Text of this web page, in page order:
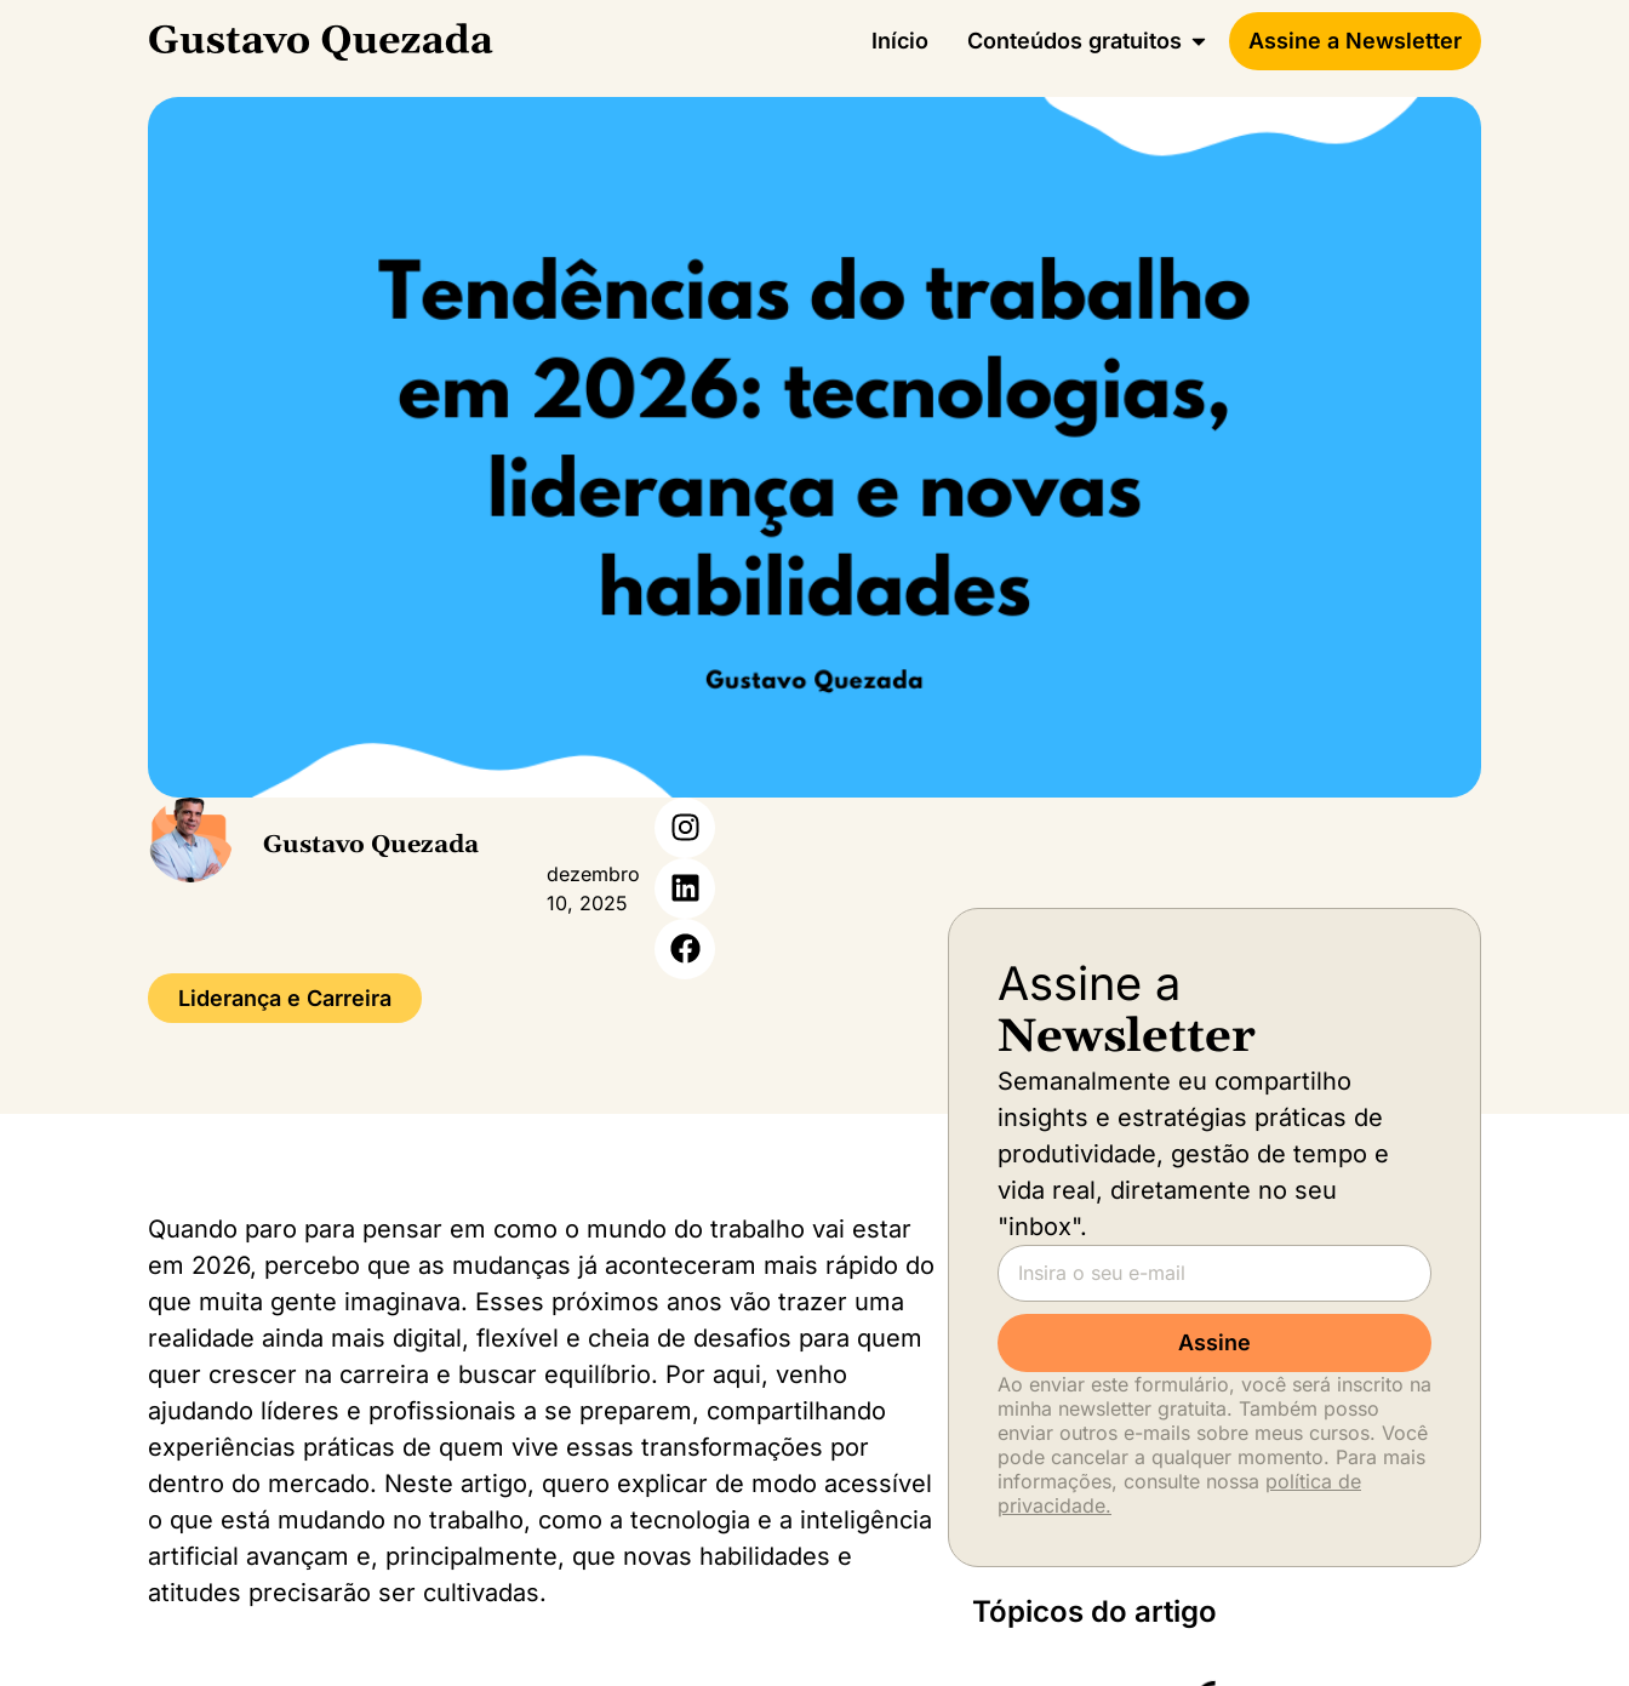
Início Conteúdos gratuitos Assine a Newsletter
Gustavo Quezada
dezembro
10, 2025
Liderança e Carreira
Quando paro para pensar em como o mundo do trabalho vai estar
em 2026, percebo que as mudanças já aconteceram mais rápido do
que muita gente imaginava. Esses próximos anos vão trazer uma
realidade ainda mais digital, flexível e cheia de desafios para quem
quer crescer na carreira e buscar equilíbrio. Por aqui, venho
ajudando líderes e profissionais a se preparem, compartilhando
experiências práticas de quem vive essas transformações por
dentro do mercado. Neste artigo, quero explicar de modo acessível
o que está mudando no trabalho, como a tecnologia e a inteligência
artificial avançam e, principalmente, que novas habilidades e
atitudes precisarão ser cultivadas.
Assine a
Newsletter
Semanalmente eu compartilho
insights e estratégias práticas de
produtividade, gestão de tempo e
vida real, diretamente no seu
"inbox".
Assine
Ao enviar este formulário, você será inscrito na
minha newsletter gratuita. Também posso
enviar outros e-mails sobre meus cursos. Você
pode cancelar a qualquer momento. Para mais
informações, consulte nossa política de
privacidade.
Tópicos do artigo